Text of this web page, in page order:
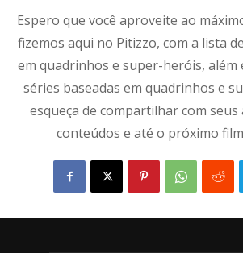
Espero que você aproveite ao
fizemos aqui no Pitizzo, com a lista
em quadrinhos e super-heróis, além
séries baseadas em quadrinhos e
esqueça de compartilhar com
conteúdos e até o próximo